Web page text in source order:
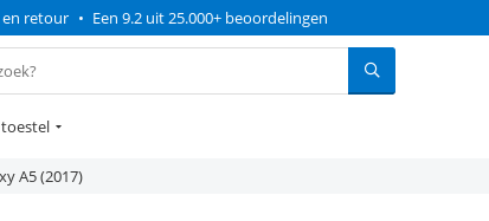
en retour • Een 9.2 uit 25.000+ beoordelingen
A5 (2017)